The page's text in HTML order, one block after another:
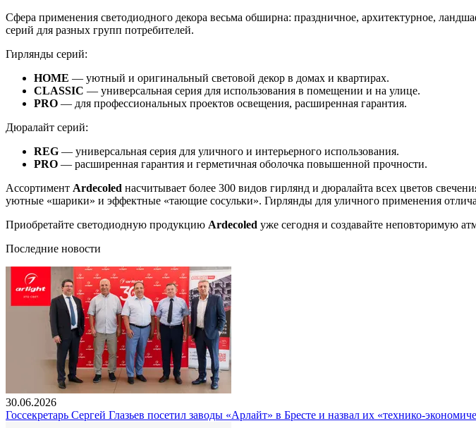
Сфера применения светодиодного декора весьма обширна: праздничное, архитектурное,
серий для разных групп потребителей.
Гирлянды серий:
HOME — уютный и оригинальный световой декор в домах и квартирах.
CLASSIC — универсальная серия для использования в помещении и на улице.
PRO — для профессиональных проектов освещения, расширенная гарантия.
Дюралайт серий:
REG — универсальная серия для уличного и интерьерного использования.
PRO — расширенная гарантия и герметичная оболочка повышенной прочности.
Ассортимент Ardecoled насчитывает более 300 видов гирлянд и дюралайта всех цветов
уютные «шарики» и эффектные «тающие сосульки». Гирлянды для уличного применения
Приобретайте светодиодную продукцию Ardecoled уже сегодня и создавайте неповторимую
Последние новости
30.06.2026
Госсекретарь Сергей Глазьев посетил заводы «Арлайт» в Бресте и назвал их «технико-